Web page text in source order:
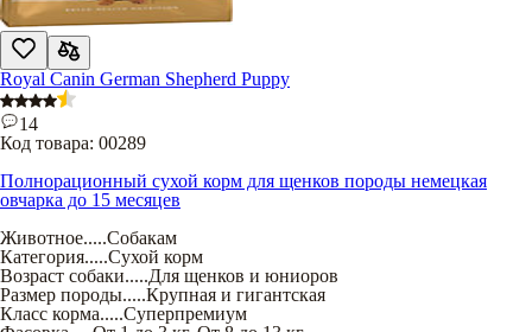
Royal Canin German Shepherd Puppy
14
Код товара: 00289
Полнорационный сухой корм для щенков породы немецкая
овчарка до 15 месяцев
Животное.....Собакам
Категория.....Сухой корм
Возраст собаки.....Для щенков и юниоров
Размер породы.....Крупная и гигантская
Класс корма.....Суперпремиум